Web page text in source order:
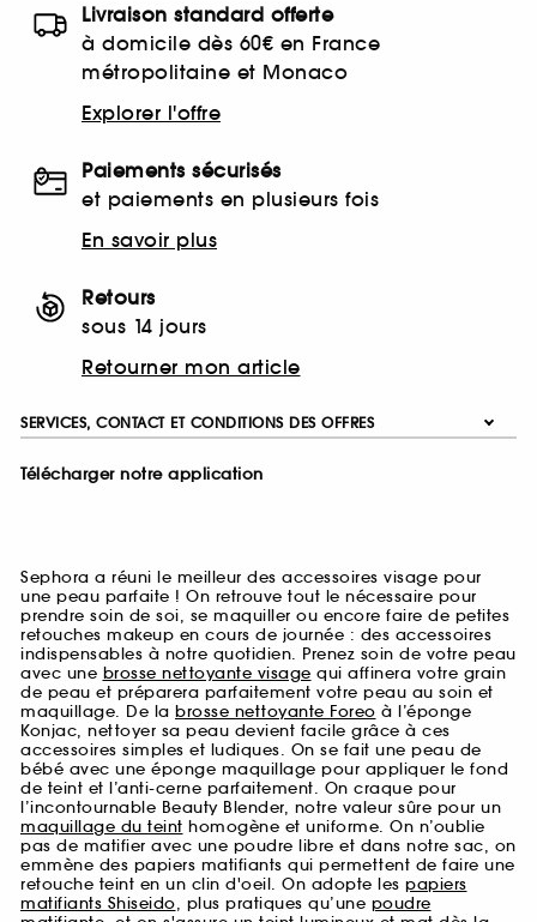
Livraison standard offerte
à domicile dès 60€ en France
métropolitaine et Monaco
Explorer l'offre
Paiements sécurisés
et paiements en plusieurs fois
En savoir plus
Retours
sous 14 jours
Retourner mon article
SERVICES, CONTACT ET CONDITIONS DES OFFRES
Télécharger notre application
Sephora a réuni le meilleur des accessoires visage pour
une peau parfaite ! On retrouve tout le nécessaire pour
prendre soin de soi, se maquiller ou encore faire de petites
retouches makeup en cours de journée : des accessoires
indispensables à notre quotidien. Prenez soin de votre peau
avec une brosse nettoyante visage qui affinera votre grain
de peau et préparera parfaitement votre peau au soin et
maquillage. De la brosse nettoyante Foreo à l’éponge
Konjac, nettoyer sa peau devient facile grâce à ces
accessoires simples et ludiques. On se fait une peau de
bébé avec une éponge maquillage pour appliquer le fond
de teint et l’anti-cerne parfaitement. On craque pour
l’incontournable Beauty Blender, notre valeur sûre pour un
maquillage du teint homogène et uniforme. On n’oublie
pas de matifier avec une poudre libre et dans notre sac, on
emmène des papiers matifiants qui permettent de faire une
retouche teint en un clin d'oeil. On adopte les papiers
matifiants Shiseido, plus pratiques qu’une poudre